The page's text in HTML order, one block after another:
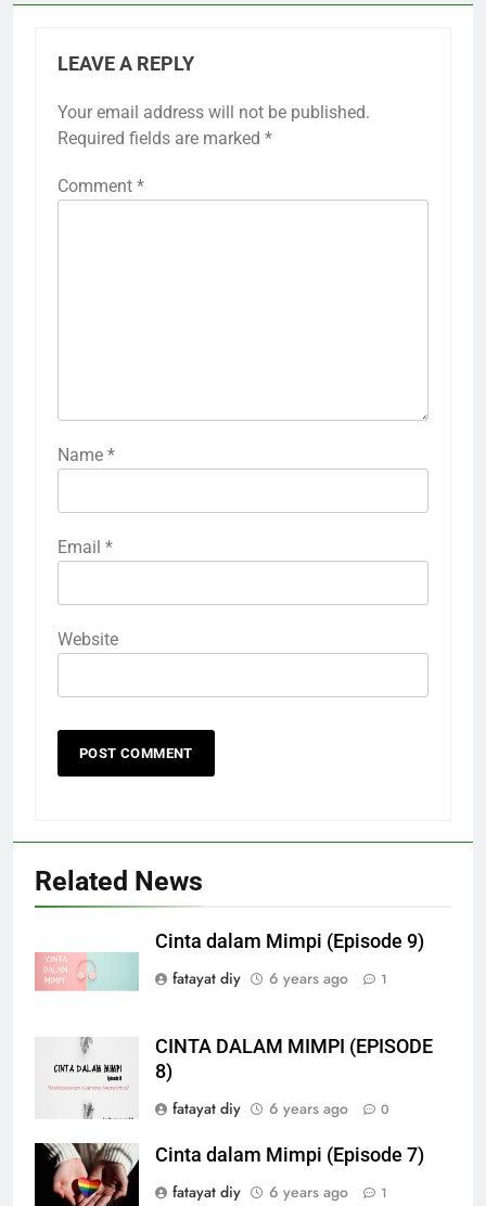
LEAVE A REPLY
Your email address will not be published.
Required fields are marked *
Comment *
Name *
Email *
Website
Related News
Cinta dalam Mimpi (Episode 9)
fatayat diy
6 years ago 1
CINTA DALAM MIMPI (EPISODE
8)
fatayat diy
6 years ago 0
Cinta dalam Mimpi (Episode 7)
fatayat diy
6 years ago 1